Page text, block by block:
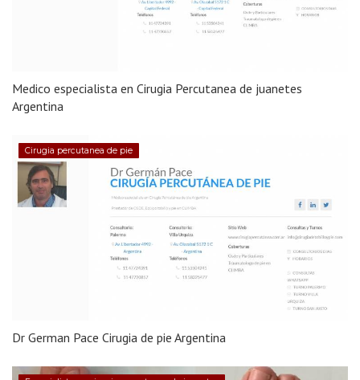
Medico especialista en Cirugia Percutanea de juanetes
Argentina
Cirugia percutanea de pie
Dr German Pace Cirugia de pie Argentina